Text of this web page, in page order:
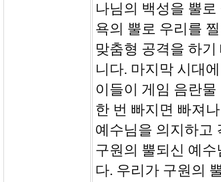
나님의 백성을 뿔
욕의 뿔로 우리를
맞춤형 공격을 하
니다. 마지막 시대
이들이 게임 음란
한 번 빠지면 빠져
예수님을 의지하고
구원의 뿔되신 예
다. 우리가 구원의